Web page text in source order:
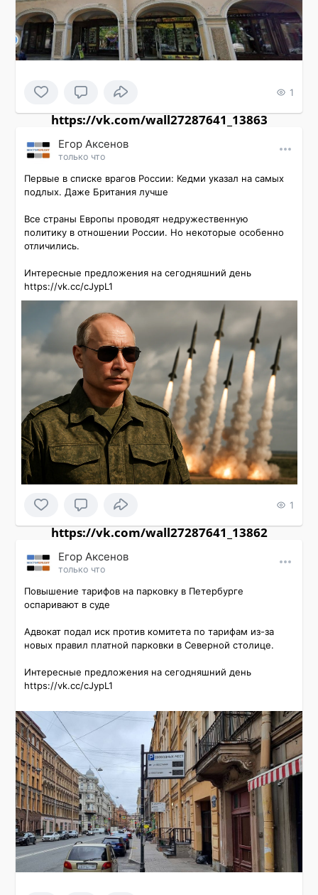
1
https://vk.com/wall27287641_13863
Εгор Αксенов
только что
Первые в списке врагов России: Кедми указал на самых
подлых. Даже Британия лучше
Все страны Европы проводят недружественную
политику в отношении России. Но некоторые особенно
отличились.
Интересные предложения на сегодняшний день
https://vk.cc/cJypL1
1
https://vk.com/wall27287641_13862
Εгор Αксенов
только что
Повышение тарифов на парковку в Петербурге
оспаривают в суде
Адвокат подал иск против комитета по тарифам из-за
новых правил платной парковки в Северной столице.
Интересные предложения на сегодняшний день
https://vk.cc/cJypL1